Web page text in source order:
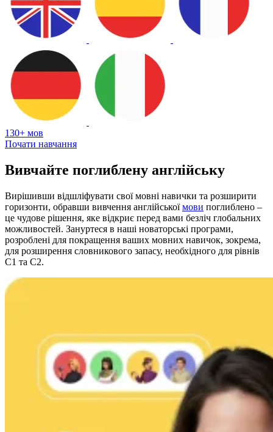
130+ мов
Почати навчання
Вивчайте поглиблену англійську
Вирішивши відшліфувати свої мовні навички та розширити
горизонти, обравши вивчення англійськоїмови поглиблено –
це чудове рішення, яке відкриє перед вами безліч глобальних
можливостей. Зануртеся в наші новаторські програми,
розроблені для покращення ваших мовних навичок, зокрема,
для розширення словникового запасу, необхідного для рівнів
C1 та C2.